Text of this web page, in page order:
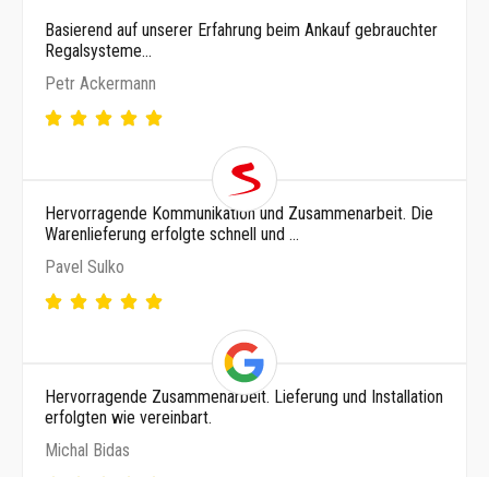
Basierend auf unserer Erfahrung beim Ankauf gebrauchter
Regalsysteme…
Petr Ackermann
Hervorragende Kommunikation und Zusammenarbeit. Die
Warenlieferung erfolgte schnell und …
Pavel Sulko
Hervorragende Zusammenarbeit. Lieferung und Installation
erfolgten wie vereinbart.
Michal Bidas